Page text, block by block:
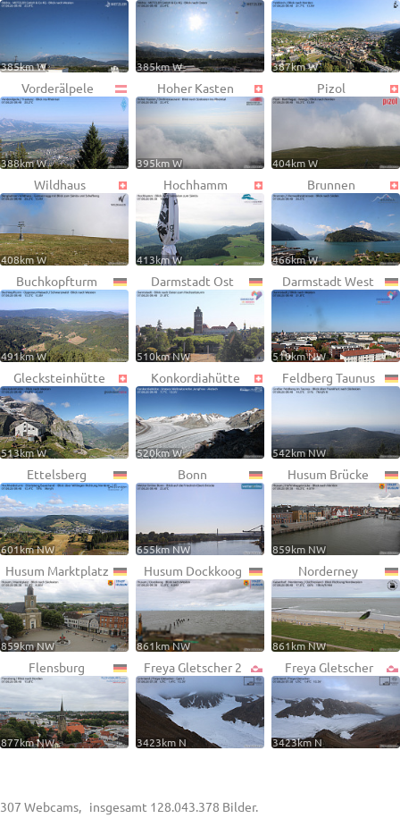
385km W 385km W 387km W
Vorderälpele
388km W
Hoher Kasten
395km W
Pizol
404km W
Wildhaus
408km W
Hochhamm
413km W
Brunnen
466km W
Buchkopfturm
491km W
Darmstadt Ost
510km NW
Darmstadt West
510km NW
Glecksteinhütte
513km W
Konkordiahütte
520km W
Feldberg Taunus
542km NW
Ettelsberg
601km NW
Bonn
655km NW
Husum Brücke
859km NW
Husum Marktplatz
859km NW
Husum Dockkoog
861km NW
Norderney
861km NW
Flensburg
877km NW
Freya Gletscher 2
3423km N
Freya Gletscher
3423km N
307 Webcams, insgesamt 128.043.378 Bilder.